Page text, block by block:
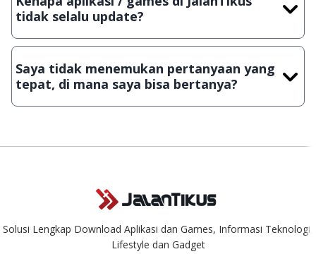
Lampiran File instalasi / (APK) jika Android
tidak selalu update?
Demi menjaga kualitas aplikasi dan games yang ada di
download secara manual, sehingga kuota sebesar ribuan
aplikasi & games tidak dapat tercapai dalam waktu yang
singkat.
Saya tidak menemukan pertanyaan yang
tepat, di mana saya bisa bertanya?
Kami dengan senang hati menjawab setiap pertanyaan yang
Solusi Lengkap Download Aplikasi dan Games, Informasi Teknologi,
Lifestyle dan Gadget